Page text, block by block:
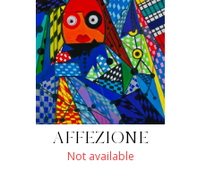
AFFEZIONE
Not available